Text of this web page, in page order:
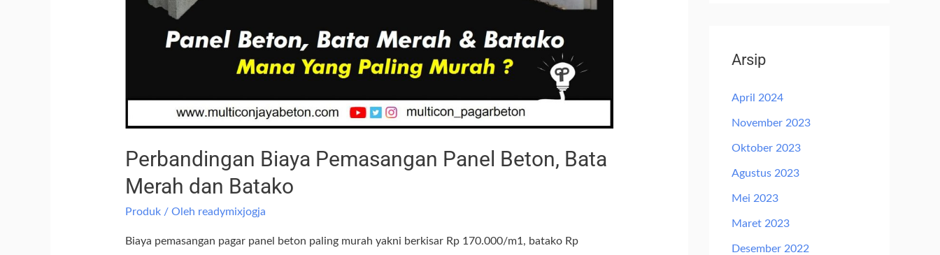
Perbandingan Biaya Pemasangan Panel Beton, Bata
Merah dan Batako
Produk/ Oleh readymixjogja
Biaya pemasangan pagar panel beton paling murah yakni berkisar Rp 170.000/m1, batako Rp
Arsip
April 2024
November 2023
Oktober 2023
Agustus 2023
Mei 2023
Maret 2023
Desember 2022